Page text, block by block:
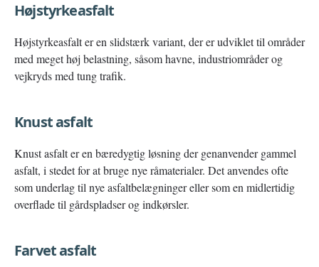
Højstyrkeasfalt
Højstyrkeasfalt er en slidstærk variant, der er udviklet til områder
med meget høj belastning, såsom havne, industriområder og
vejkryds med tung trafik.
Knust asfalt
Knust asfalt er en bæredygtig løsning der genanvender gammel
asfalt, i stedet for at bruge nye råmaterialer. Det anvendes ofte
som underlag til nye asfaltbelægninger eller som en midlertidig
overflade til gårdspladser og indkørsler.
Farvet asfalt